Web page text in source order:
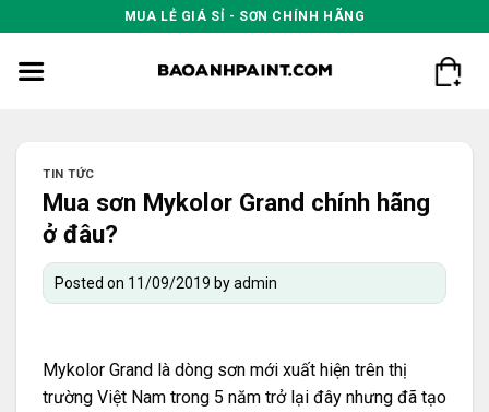
to
content
MUA LẺ GIÁ SỈ - SƠN CHÍNH HÃNG
TIN TỨC
Mua sơn Mykolor Grand chính hãng
ở đâu?
Posted on 11/09/2019 byadmin
Mykolor Grand là dòng sơn mới xuất hiện trên thị
trường Việt Nam trong 5 năm trở lại đây nhưng đã tạo